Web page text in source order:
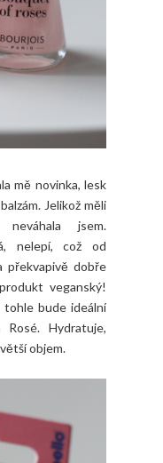
mě novinka, lesk
Jelikož měli
jsem.
nelepí, což od
překvapivě dobře
veganský!
tohle bude ideální
Hydratuje,
objem.